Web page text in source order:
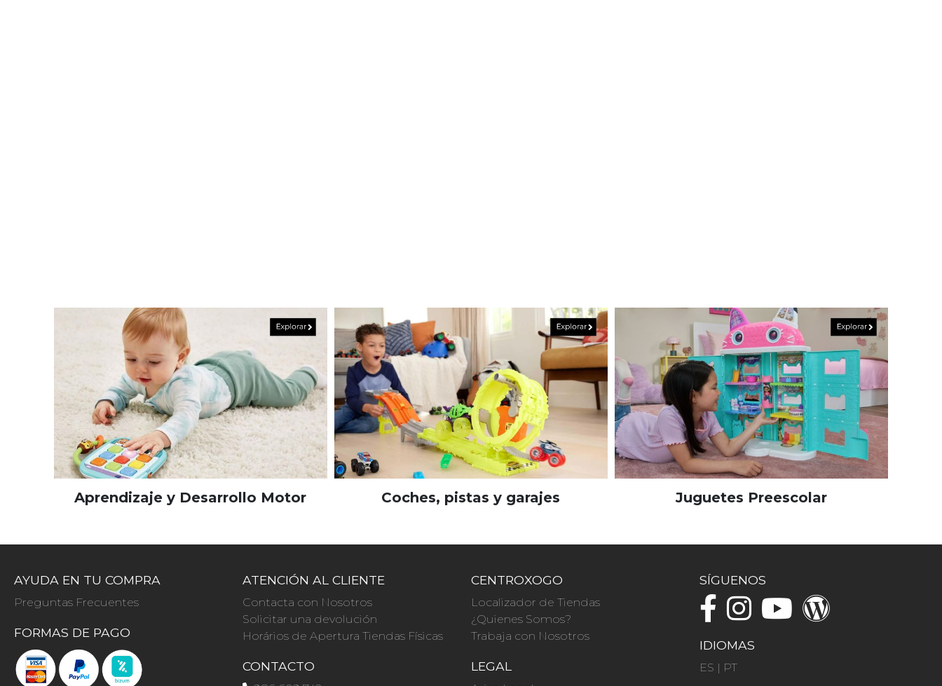
Aprendizaje y Desarrollo Motor Coches, pistas y garajes Juguetes Preescolar
AYUDA EN TU COMPRA
Preguntas Frecuentes
FORMAS DE PAGO
ATENCIÓN AL CLIENTE
Contacta con Nosotros
Solicitar una devolución
Horários de Apertura Tiendas Físicas
CONTACTO
CENTROXOGO
Localizador de Tiendas
¿Quienes Somos?
Trabaja con Nosotros
LEGAL
SÍGUENOS
IDIOMAS
ES | PT